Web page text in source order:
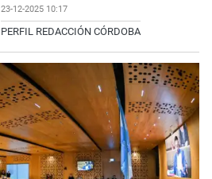
23-12-2025 10:17
PERFIL REDACCIÓN CÓRDOBA